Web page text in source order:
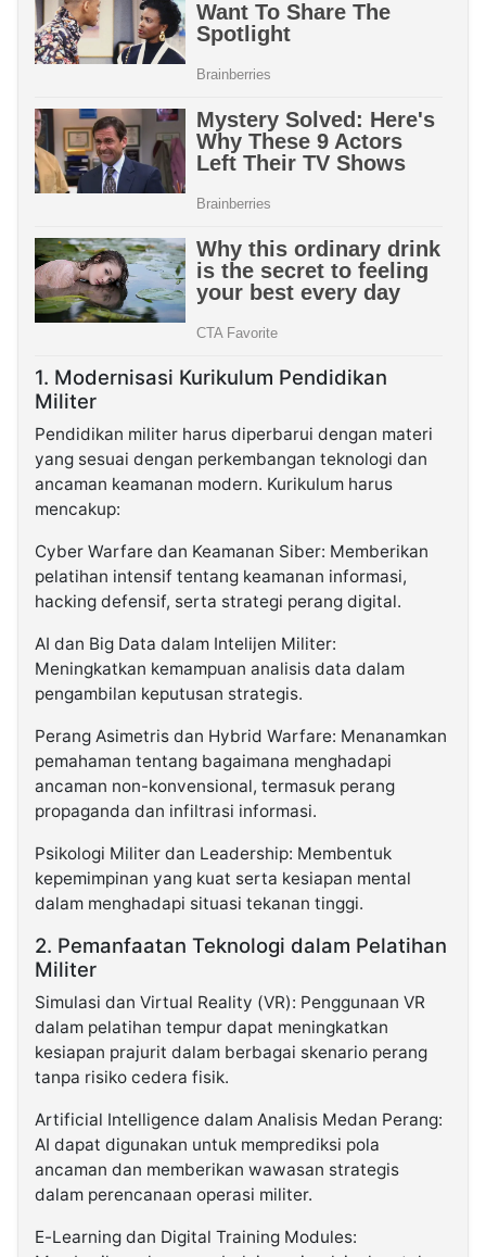
1. Modernisasi Kurikulum Pendidikan
Militer
Pendidikan militer harus diperbarui dengan materi
yang sesuai dengan perkembangan teknologi dan
ancaman keamanan modern. Kurikulum harus
mencakup:
Cyber Warfare dan Keamanan Siber: Memberikan
pelatihan intensif tentang keamanan informasi,
hacking defensif, serta strategi perang digital.
AI dan Big Data dalam Intelijen Militer:
Meningkatkan kemampuan analisis data dalam
pengambilan keputusan strategis.
Perang Asimetris dan Hybrid Warfare: Menanamkan
pemahaman tentang bagaimana menghadapi
ancaman non-konvensional, termasuk perang
propaganda dan infiltrasi informasi.
Psikologi Militer dan Leadership: Membentuk
kepemimpinan yang kuat serta kesiapan mental
dalam menghadapi situasi tekanan tinggi.
2. Pemanfaatan Teknologi dalam Pelatihan
Militer
Simulasi dan Virtual Reality (VR): Penggunaan VR
dalam pelatihan tempur dapat meningkatkan
kesiapan prajurit dalam berbagai skenario perang
tanpa risiko cedera fisik.
Artificial Intelligence dalam Analisis Medan Perang:
AI dapat digunakan untuk memprediksi pola
ancaman dan memberikan wawasan strategis
dalam perencanaan operasi militer.
E-Learning dan Digital Training Modules: